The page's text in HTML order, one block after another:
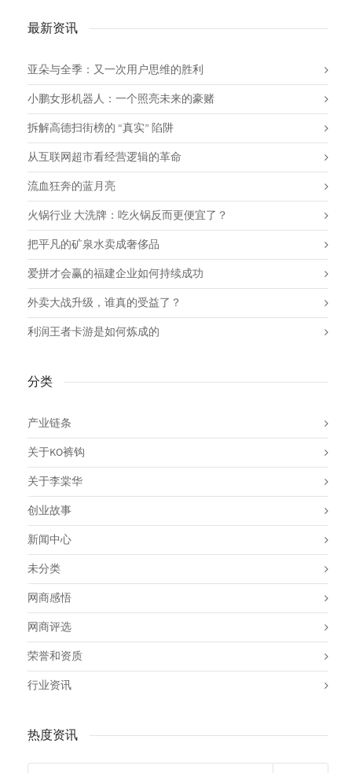
最新资讯
亚朵与全季：又一次用户思维的胜利
小鹏女形机器人：一个照亮未来的豪赌
拆解高德扫街榜的 “真实” 陷阱
从互联网超市看经营逻辑的革命
流血狂奔的蓝月亮
火锅行业 大洗牌：吃火锅反而更便宜了？
把平凡的矿泉水卖成奢侈品
爱拼才会赢的福建企业如何持续成功
外卖大战升级，谁真的受益了？
利润王者卡游是如何炼成的
分类
产业链条
关于KO裤钩
关于李棠华
创业故事
新闻中心
未分类
网商感悟
网商评选
荣誉和资质
行业资讯
热度资讯